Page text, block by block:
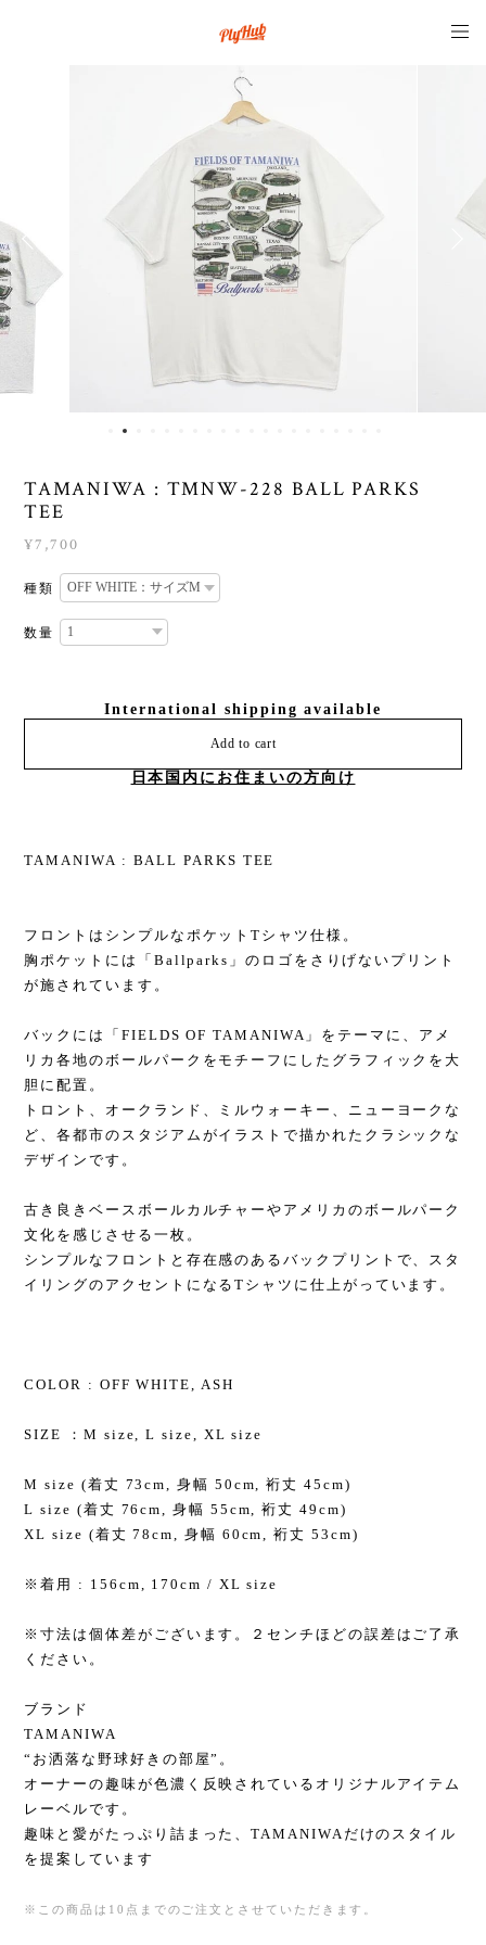
TAMANIWA : TMNW-228 BALL PARKS
TEE
¥7,700
種類
数量
International shipping available
Add to cart
日本国内にお住まいの方向け
TAMANIWA : BALL PARKS TEE
フロントはシンプルなポケットTシャツ仕様。
胸ポケットには「Ballparks」のロゴをさりげないプリント
が施されています。
バックには「FIELDS OF TAMANIWA」をテーマに、アメ
リカ各地のボールパークをモチーフにしたグラフィックを大
胆に配置。
トロント、オークランド、ミルウォーキー、ニューヨークな
ど、各都市のスタジアムがイラストで描かれたクラシックな
デザインです。
古き良きベースボールカルチャーやアメリカのボールパーク
文化を感じさせる一枚。
シンプルなフロントと存在感のあるバックプリントで、スタ
イリングのアクセントになるTシャツに仕上がっています。
COLOR : OFF WHITE, ASH
SIZE ：M size, L size, XL size
M size (着丈 73cm, 身幅 50cm, 裄丈 45cm)
L size (着丈 76cm, 身幅 55cm, 裄丈 49cm)
XL size (着丈 78cm, 身幅 60cm, 裄丈 53cm)
※着用 : 156cm, 170cm / XL size
※寸法は個体差がございます。２センチほどの誤差はご了承
ください。
ブランド
TAMANIWA
“お洒落な野球好きの部屋”。
オーナーの趣味が色濃く反映されているオリジナルアイテム
レーベルです。
趣味と愛がたっぷり詰まった、TAMANIWAだけのスタイル
を提案しています
※この商品は10点までのご注文とさせていただきます。